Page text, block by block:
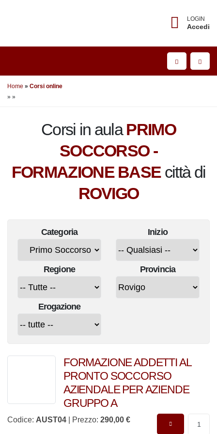
LOGIN
Accedi
Home
Corsi online
» »
Corsi in aulaPRIMO
SOCCORSO -
FORMAZIONE BASEcittà di
ROVIGO
Categoria Inizio
Regione Provincia
Erogazione
FORMAZIONE ADDETTI AL
PRONTO SOCCORSO
AZIENDALE PER AZIENDE
GRUPPO A
Codice: AUST04 | Prezzo: 290,00 €